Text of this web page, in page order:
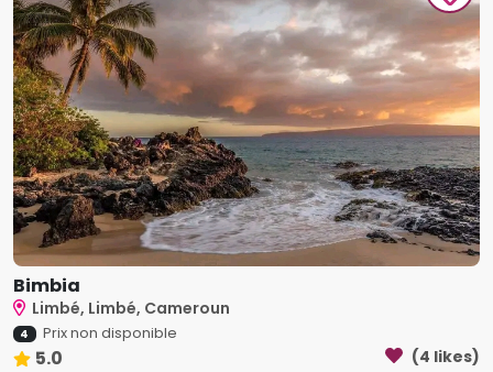
Bimbia
Limbé, Limbé, Cameroun
4 Prix non disponible
5.0 (4 likes)